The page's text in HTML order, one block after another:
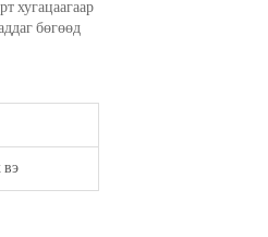
хугацаагаар
бөгөөд
вэ